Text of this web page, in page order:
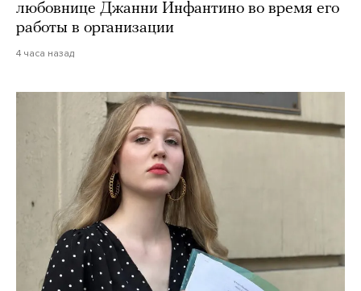
любовнице Джанни Инфантино во время его
работы в организации
4 часа назад